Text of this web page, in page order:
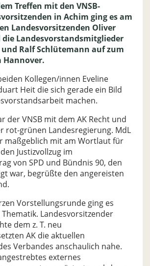
Treffen mit den VNSB-
in Achim ging es am
Landesvorsitzenden Oliver
die Landesvorstandsmitglieder
und Ralf Schlütemann auf zum
Hannover.
Kollegen/innen Eveline
Heit die sich gerade ein Bild
machen.
der VNSB mit dem AK Recht und
rot-grünen Landesregierung. MdL
maßgeblich mit am Wortlaut für
Justizvollzug im
von SPD und Bündnis 90, den
war, begrüßte den angereisten
Vorstellungsrunde ging es
Landesvorsitzender
dem z. T. neu
AK die aktuellen
Verbandes anschaulich nahe.
externes